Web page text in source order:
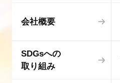
会社概要
SDGsへの
取り組み